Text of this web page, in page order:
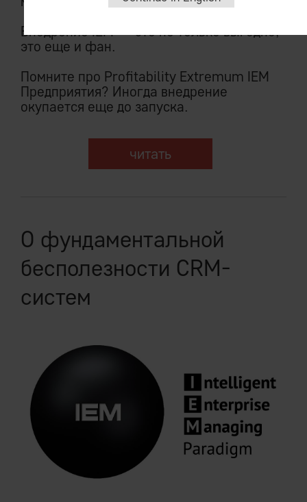
Внедрение IEM — это не только выгодно,
это еще и фан.
Помните про Profitability Extremum IEM
Предприятия? Иногда внедрение
окупается еще до запуска.
читать
О фундаментальной
бесполезности CRM-
систем